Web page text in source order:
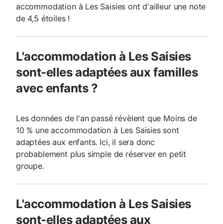
accommodation à Les Saisies ont d'ailleur une note
de 4,5 étoiles !
L'accommodation à Les Saisies
sont-elles adaptées aux familles
avec enfants ?
Les données de l'an passé révèlent que Moins de
10 % une accommodation à Les Saisies sont
adaptées aux enfants. Ici, il sera donc
probablement plus simple de réserver en petit
groupe.
L'accommodation à Les Saisies
sont-elles adaptées aux